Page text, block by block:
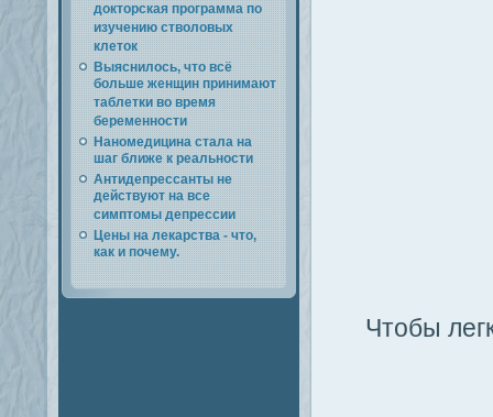
докторская программа по
изучению стволовых
клеток
Выяснилось, что всё
больше женщин принимают
таблетки во время
беременности
Наномедицина стала на
шаг ближе к реальности
Антидепрессанты не
действуют на все
симптомы депрессии
Цены на лекарства - что,
как и почему.
Чтобы